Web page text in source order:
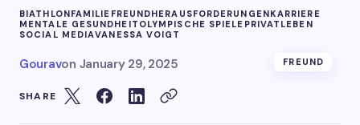
BIATHLONFAMILIE FREUNDHERAUSFORDERUNGENKARRIERE
MENTALE GESUNDHEIT OLYMPISCHE SPIELE PRIVATLEBEN
SOCIAL MEDIAVANESSA VOIGT
Gouravon January 29, 2025 FREUND
SHARE